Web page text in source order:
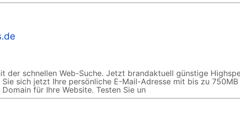
der schnellen Web-Suche. Jetzt brandaktuell günstige
Sie sich jetzt Ihre persönliche E-Mail-Adresse mit bis zu 750MB
für Ihre Website. Testen Sie un